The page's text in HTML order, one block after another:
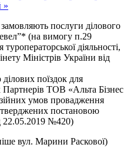
»
послуги ділового
(на вимогу п.29
діяльності,
Міністрів України від
поїздок для
Партнерів ТОВ «Альта Бізнес
умов провадження
постановою
22.05.2019 №420)
вул. Марини Раскової)